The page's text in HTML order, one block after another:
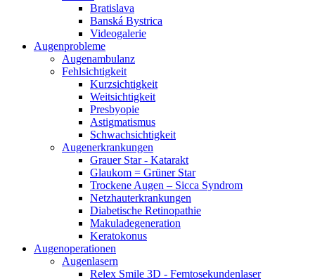
Bratislava
Banská Bystrica
Videogalerie
Augenprobleme
Augenambulanz
Fehlsichtigkeit
Kurzsichtigkeit
Weitsichtigkeit
Presbyopie
Astigmatismus
Schwachsichtigkeit
Augenerkrankungen
Grauer Star - Katarakt
Glaukom = Grüner Star
Trockene Augen – Sicca Syndrom
Netzhauterkrankungen
Diabetische Retinopathie
Makuladegeneration
Keratokonus
Augenoperationen
Augenlasern
Relex Smile 3D - Femtosekundenlaser